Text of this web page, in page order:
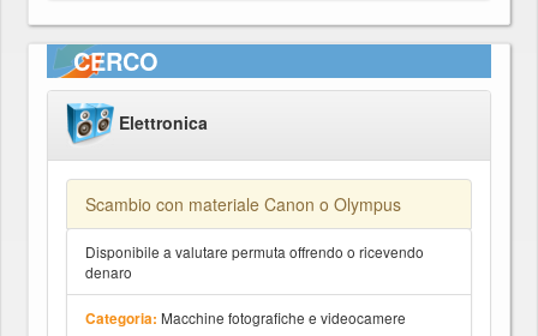
CERCO
Elettronica
Scambio con materiale Canon o Olympus
Disponibile a valutare permuta offrendo o ricevendo
denaro
Categoria: Macchine fotografiche e videocamere